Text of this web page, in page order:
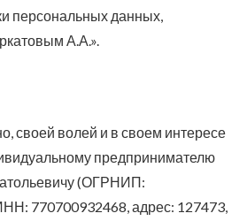
персональных данных,
А.А.».
своей волей и в своем интересе
предпринимателю
(ОГРНИП:
770700932468, адрес: 127473,